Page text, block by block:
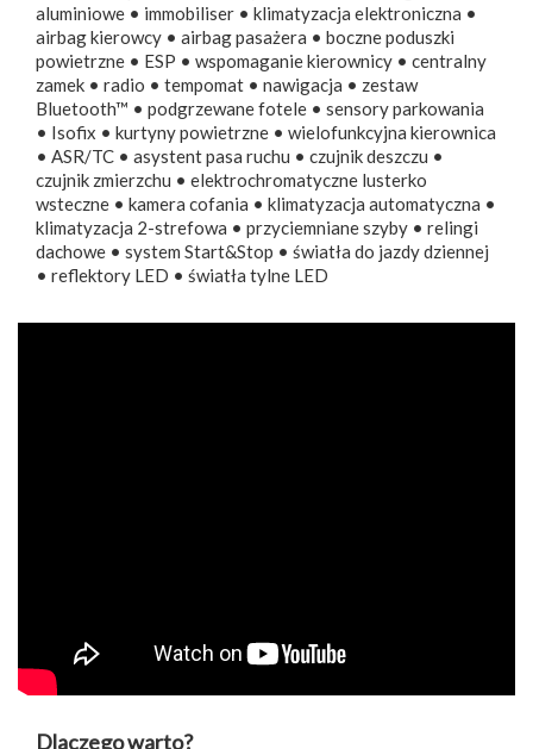
aluminiowe • immobiliser • klimatyzacja elektroniczna •
airbag kierowcy • airbag pasażera • boczne poduszki
powietrzne • ESP • wspomaganie kierownicy • centralny
zamek • radio • tempomat • nawigacja • zestaw
Bluetooth™ • podgrzewane fotele • sensory parkowania
• Isofix • kurtyny powietrzne • wielofunkcyjna kierownica
• ASR/TC • asystent pasa ruchu • czujnik deszczu •
czujnik zmierzchu • elektrochromatyczne lusterko
wsteczne • kamera cofania • klimatyzacja automatyczna •
klimatyzacja 2-strefowa • przyciemniane szyby • relingi
dachowe • system Start&Stop • światła do jazdy dziennej
• reflektory LED • światła tylne LED
Dlaczego warto?